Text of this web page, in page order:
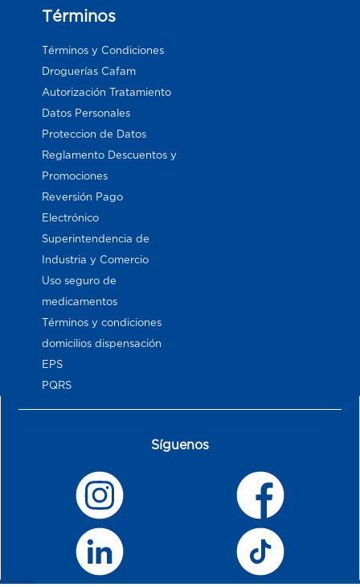
Términos
Términos y Condiciones
Droguerías Cafam
Autorización Tratamiento
Datos Personales
Proteccion de Datos
Reglamento Descuentos y
Promociones
Reversión Pago
Electrónico
Superintendencia de
Industria y Comercio
Uso seguro de
medicamentos
Términos y condiciones
domicilios dispensación
EPS
PQRS
Síguenos